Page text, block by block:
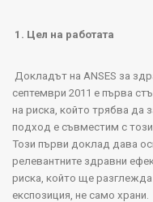
1. Цел на работата
Докладът на ANSES за
септември 2011 е първа
на риска, който трябва да
подход е съвместим с този
Този първи доклад дава
релевантните здравни
риска, който ще
експозиция, не само храни.